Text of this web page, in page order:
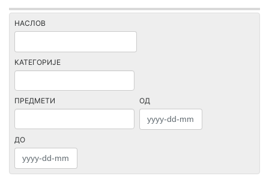
НАСЛОВ
КАТЕГОРИЈЕ
ПРЕДМЕТИ ОД
ДО